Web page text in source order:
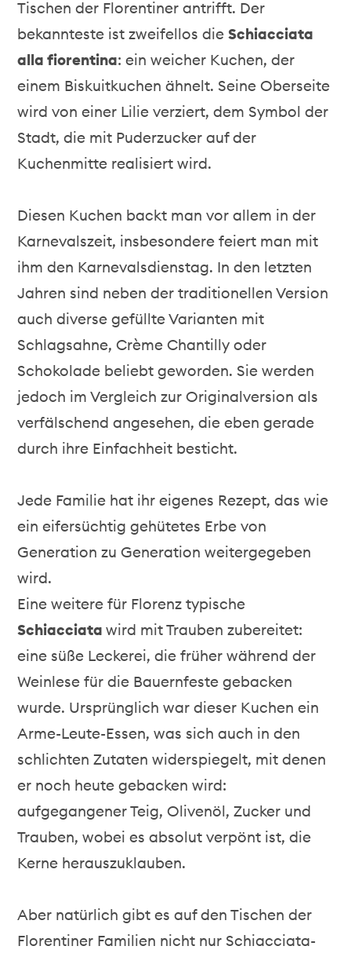
Tischen der Florentiner antrifft. Der
bekannteste ist zweifellos dieSchiacciata
alla fiorentina: ein weicher Kuchen, der
einem Biskuitkuchen ähnelt. Seine Oberseite
wird von einer Lilie verziert, dem Symbol der
Stadt, die mit Puderzucker auf der
Kuchenmitte realisiert wird.
Diesen Kuchen backt man vor allem in der
Karnevalszeit, insbesondere feiert man mit
ihm den Karnevalsdienstag. In den letzten
Jahren sind neben der traditionellen Version
auch diverse gefüllte Varianten mit
Schlagsahne, Crème Chantilly oder
Schokolade beliebt geworden. Sie werden
jedoch im Vergleich zur Originalversion als
verfälschend angesehen, die eben gerade
durch ihre Einfachheit besticht.
Jede Familie hat ihr eigenes Rezept, das wie
ein eifersüchtig gehütetes Erbe von
Generation zu Generation weitergegeben
wird.
Eine weitere für Florenz typische
Schiacciatawird mit Trauben zubereitet:
eine süße Leckerei, die früher während der
Weinlese für die Bauernfeste gebacken
wurde. Ursprünglich war dieser Kuchen ein
Arme-Leute-Essen, was sich auch in den
schlichten Zutaten widerspiegelt, mit denen
er noch heute gebacken wird:
aufgegangener Teig, Olivenöl, Zucker und
Trauben, wobei es absolut verpönt ist, die
Kerne herauszuklauben.
Aber natürlich gibt es auf den Tischen der
Florentiner Familien nicht nur Schiacciata-